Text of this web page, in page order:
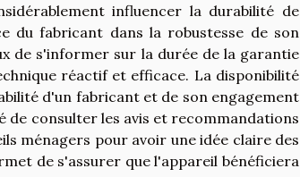
influencer la durabilité de
du fabricant dans la robustesse de son
de s'informer sur la durée de la garantie
réactif et efficace. La disponibilité
d'un fabricant et de son engagement
consulter les avis et recommandations
ménagers pour avoir une idée claire des
de s'assurer que l'appareil bénéficiera